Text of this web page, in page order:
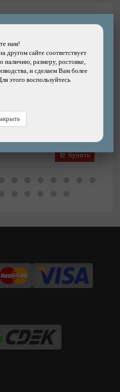
нам!
другом сайте соответствует
наличию, размеру, ростовке,
и сделаем Вам более
этого воспользуйтесь
каталога
SCHWALBE 28x1.20
SCHWALBE
Купить